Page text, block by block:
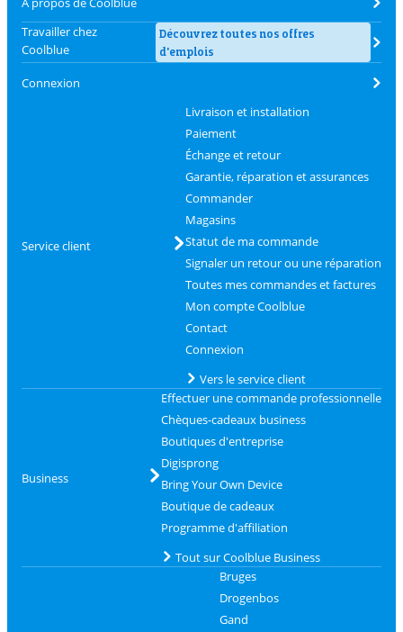
Travailler chez
Coolblue
Découvrez toutes nos offres
d'emplois
Connexion
Service client
Livraison et installation
Paiement
Échange et retour
Garantie, réparation et assurances
Commander
Magasins
Statut de ma commande
Signaler un retour ou une réparation
Toutes mes commandes et factures
Mon compte Coolblue
Contact
Connexion
Vers le service client
Business
Effectuer une commande professionnelle
Chèques-cadeaux business
Boutiques d'entreprise
Digisprong
Bring Your Own Device
Boutique de cadeaux
Programme d'affiliation
Tout sur Coolblue Business
Bruges
Drogenbos
Gand